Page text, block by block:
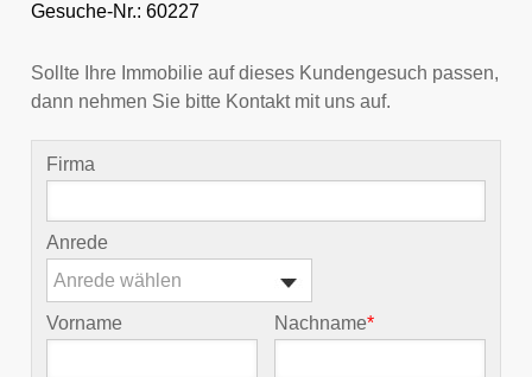
Gesuche-Nr.: 60227
Sollte Ihre Immobilie auf dieses Kundengesuch passen,
dann nehmen Sie bitte Kontakt mit uns auf.
Firma
Anrede
Anrede wählen
Vorname Nachname*